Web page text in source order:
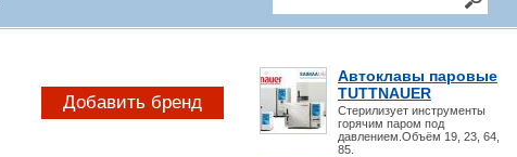
Автоклавы паровые
TUTTNAUER
Стерилизует инструменты
горячим паром под
давлением.Объём 19, 23, 64,
85.
Добавить бренд